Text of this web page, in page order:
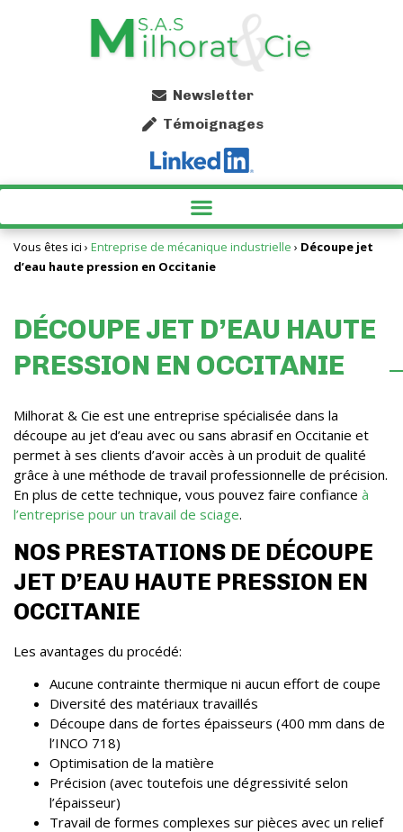
Newsletter
Témoignages
Vous êtes ici › Entreprise de mécanique industrielle › Découpe jet
d’eau haute pression en Occitanie
DÉCOUPE JET D’EAU HAUTE
PRESSION EN OCCITANIE
Milhorat & Cie est une entreprise spécialisée dans la
découpe au jet d’eau avec ou sans abrasif en Occitanie et
permet à ses clients d’avoir accès à un produit de qualité
grâce à une méthode de travail professionnelle de précision.
En plus de cette technique, vous pouvez faire confiance à
l’entreprise pour un travail de sciage.
NOS PRESTATIONS DE DÉCOUPE
JET D’EAU HAUTE PRESSION EN
OCCITANIE
Les avantages du procédé:
Aucune contrainte thermique ni aucun effort de coupe
Diversité des matériaux travaillés
Découpe dans de fortes épaisseurs (400 mm dans de
l’INCO 718)
Optimisation de la matière
Précision (avec toutefois une dégressivité selon
l’épaisseur)
Travail de formes complexes sur pièces avec un relief